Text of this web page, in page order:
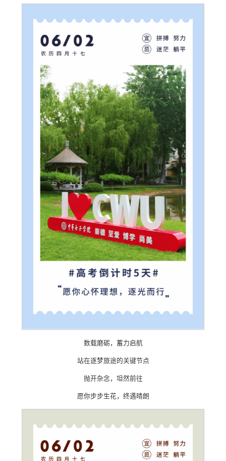
数载磨砺，蓄力启航
站在逐梦旅途的关键节点
抛开杂念，坦然前往
愿你步步生花，终遇晴朗